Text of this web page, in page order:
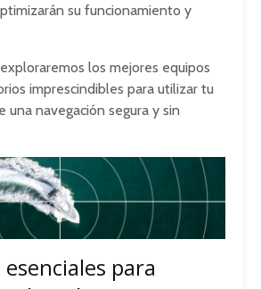
su funcionamiento y
los mejores equipos
imprescindibles para utilizar tu
una navegación segura y sin
para